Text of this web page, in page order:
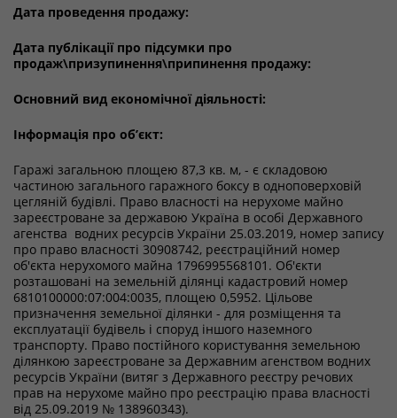
Дата проведення продажу:
Дата публікації про підсумки про
продаж\призупинення\припинення продажу:
Основний вид економічної діяльності:
Інформація про об’єкт:
Гаражі загальною площею 87,3 кв. м, - є складовою
частиною загального гаражного боксу в одноповерховій
цегляній будівлі. Право власності на нерухоме майно
зареєстроване за державою Україна в особі Державного
агенства водних ресурсів України 25.03.2019, номер запису
про право власності 30908742, реєстраційний номер
об'єкта нерухомого майна 1796995568101. Об'єкти
розташовані на земельній ділянці кадастровий номер
6810100000:07:004:0035, площею 0,5952. Цільове
призначення земельної ділянки - для розміщення та
експлуатації будівель і споруд іншого наземного
транспорту. Право постійного користування земельною
ділянкою зареєстроване за Державним агенством водних
ресурсів України (витяг з Державного реєстру речових
прав на нерухоме майно про реєстрацію права власності
від 25.09.2019 № 138960343).